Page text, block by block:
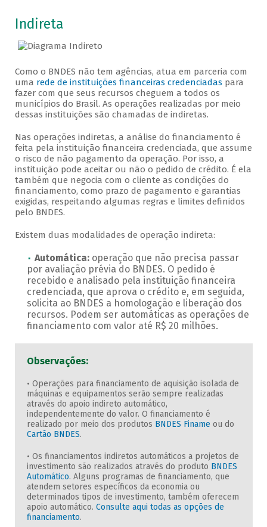
Veja como solicitar
Indireta
Como o BNDES não tem agências, atua em parceria com
uma rede de instituições financeiras credenciadas para
fazer com que seus recursos cheguem a todos os
municípios do Brasil. As operações realizadas por meio
dessas instituições são chamadas de indiretas.
Nas operações indiretas, a análise do financiamento é
feita pela instituição financeira credenciada, que assume
o risco de não pagamento da operação. Por isso, a
instituição pode aceitar ou não o pedido de crédito. É ela
também que negocia com o cliente as condições do
financiamento, como prazo de pagamento e garantias
exigidas, respeitando algumas regras e limites definidos
pelo BNDES.
Existem duas modalidades de operação indireta:
Automática: operação que não precisa passar
por avaliação prévia do BNDES. O pedido é
recebido e analisado pela instituição financeira
credenciada, que aprova o crédito e, em seguida,
solicita ao BNDES a homologação e liberação dos
recursos. Podem ser automáticas as operações de
financiamento com valor até R$ 20 milhões.
Observações:
• Operações para financiamento de aquisição isolada de
máquinas e equipamentos serão sempre realizadas
através do apoio indireto automático,
independentemente do valor. O financiamento é
realizado por meio dos produtos BNDES Finame ou do
Cartão BNDES.
• Os financiamentos indiretos automáticos a projetos de
investimento são realizados através do produto BNDES
Automático. Alguns programas de financiamento, que
atendem setores específicos da economia ou
determinados tipos de investimento, também oferecem
apoio automático. Consulte aqui todas as opções de
financiamento.